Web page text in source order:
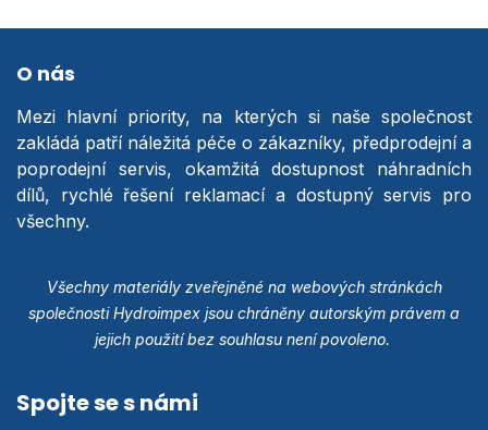
O nás
Mezi hlavní priority, na kterých si naše společnost
zakládá patří náležitá péče o zákazníky, předprodejní a
poprodejní servis, okamžitá dostupnost náhradních
dílů, rychlé řešení reklamací a dostupný servis pro
všechny.
Všechny materiály zveřejněné na webových stránkách
společnosti Hydroimpex jsou chráněny autorským právem a
jejich použití bez souhlasu není povoleno.
Spojte se s námi